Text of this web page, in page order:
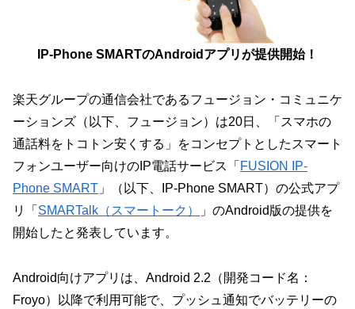
IP-Phone SMARTのAndroidアプリが提供開始！
楽天グループの通信会社であるフュージョン・コミュニケ
ーションズ（以下、フュージョン）は20日、「スマホの
通話料をトコトン安くする」をコンセプトとしたスマート
フォンユーザー向けのIP電話サービス「 FUSION IP-
Phone SMART 」（以下、IP-Phone SMART）の公式アプ
リ「 SMARTalk（スマートーク）
」のAndroid版の提供を
開始したと発表しています。
Android向けアプリは、Android 2.2（開発コード名：
Froyo）以降で利用可能で、プッシュ通知でバッテリーの